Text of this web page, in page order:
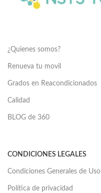
¿Quienes somos?
Renueva tu movil
Grados en Reacondicionados
Calidad
BLOG de 360
CONDICIONES LEGALES
Condiciones Generales de Uso
Política de privacidad